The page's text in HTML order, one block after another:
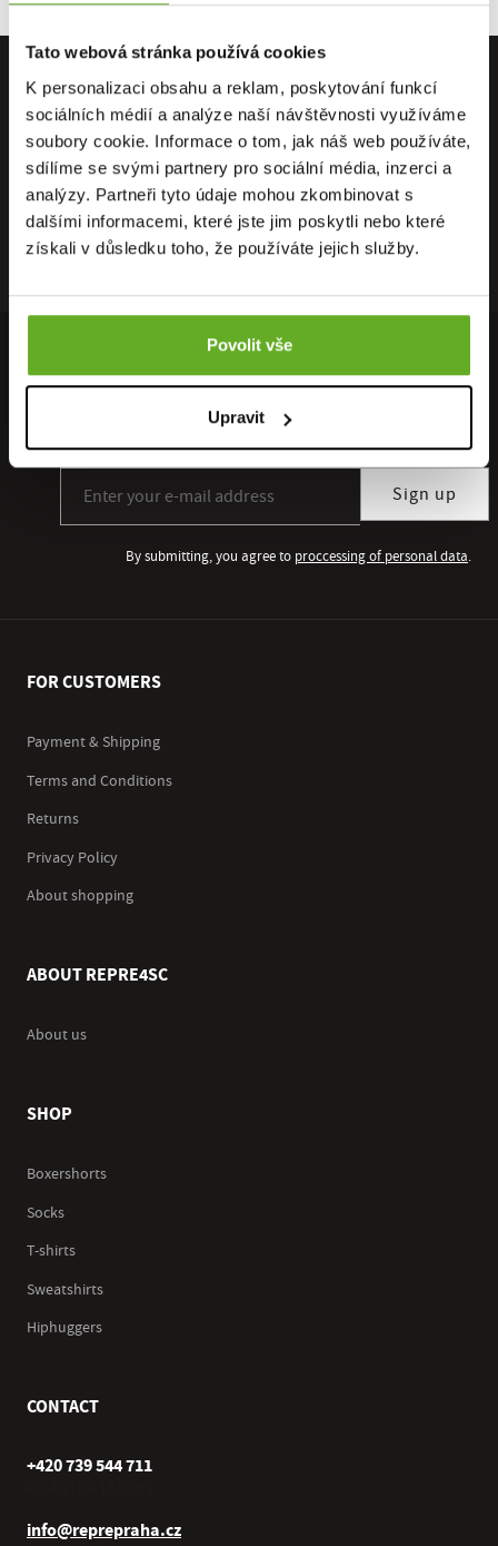
Tato webová stránka používá cookies
K personalizaci obsahu a reklam, poskytování funkcí
sociálních médií a analýze naší návštěvnosti využíváme
soubory cookie. Informace o tom, jak náš web používáte,
sdílíme se svými partnery pro sociální média, inzerci a
analýzy. Partneři tyto údaje mohou zkombinovat s
dalšími informacemi, které jste jim poskytli nebo které
získali v důsledku toho, že používáte jejich služby.
Povolit vše
Upravit
INVITE TIPS AND INSPIRATION TO YOUR INBOX ...
Sign up for our newsletter subscription and you will not miss any
discount. You can unsubscribe at any time.
Sign up
By submitting, you agree to proccessing of personal data.
FOR CUSTOMERS
Payment & Shipping
Terms and Conditions
Returns
Privacy Policy
About shopping
ABOUT REPRE4SC
About us
SHOP
Boxershorts
Socks
T-shirts
Sweatshirts
Hiphuggers
CONTACT
+420 739 544 711
info@reprepraha.cz